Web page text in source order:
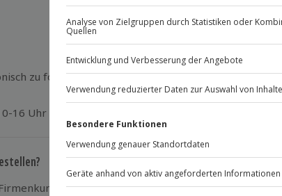
körperliche oder psychische Beeinträchtigungen
und Kreditkarte
Helm, Fahrradtasche und Karte
für bis zu 4 Personen
Personen
Jochen SchweizerGmbH
81671 München
zu folgenden Zeiten, außer an bundesweiten
16 Uhr
Vorteile.